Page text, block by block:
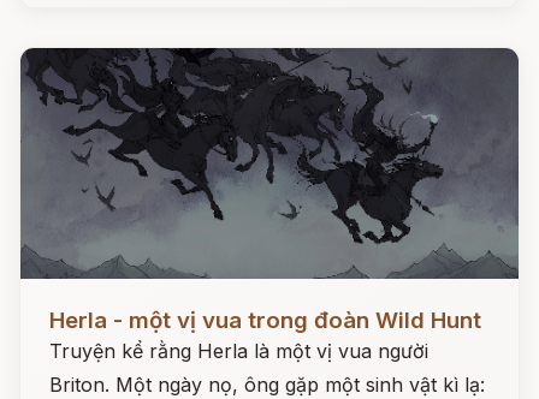
Herla - một vị vua trong đoàn Wild Hunt
Truyện kể rằng Herla là một vị vua người
Briton. Một ngày nọ, ông gặp một sinh vật kì lạ: